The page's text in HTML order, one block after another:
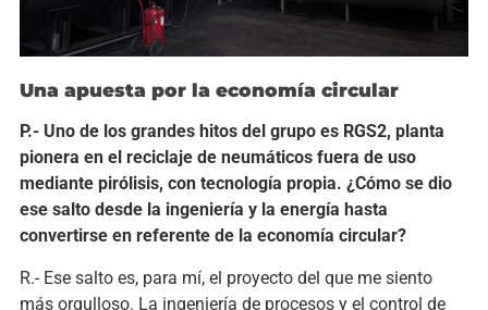
Una apuesta por la economía circular
P.- Uno de los grandes hitos del grupo es RGS2, planta
pionera en el reciclaje de neumáticos fuera de uso
mediante pirólisis, con tecnología propia. ¿Cómo se dio
ese salto desde la ingeniería y la energía hasta
convertirse en referente de la economía circular?
R.- Ese salto es, para mí, el proyecto del que me siento
más orgulloso. La ingeniería de procesos y el control de